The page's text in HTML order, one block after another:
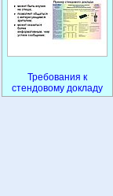
Требования к
стендовому докладу